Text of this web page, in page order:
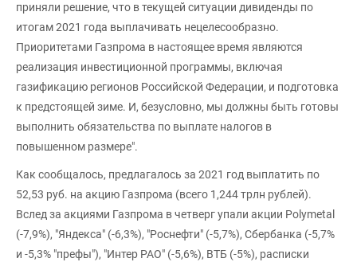
приняли решение, что в текущей ситуации дивиденды по
итогам 2021 года выплачивать нецелесообразно.
Приоритетами Газпрома в настоящее время являются
реализация инвестиционной программы, включая
газификацию регионов Российской Федерации, и подготовка
к предстоящей зиме. И, безусловно, мы должны быть готовы
выполнить обязательства по выплате налогов в
повышенном размере".
Как сообщалось, предлагалось за 2021 год выплатить по
52,53 руб. на акцию Газпрома (всего 1,244 трлн рублей).
Вслед за акциями Газпрома в четверг упали акции Polymetal
(-7,9%), "Яндекса" (-6,3%), "Роснефти" (-5,7%), Сбербанка (-5,7%
и -5,3% "префы"), "Интер РАО" (-5,6%), ВТБ (-5%), расписки